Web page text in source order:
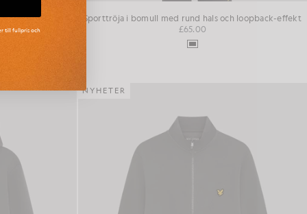
design
Sporttröja i bomull med rund hals och loopback-effekt
£65.00
NYHETER
till fullpris och